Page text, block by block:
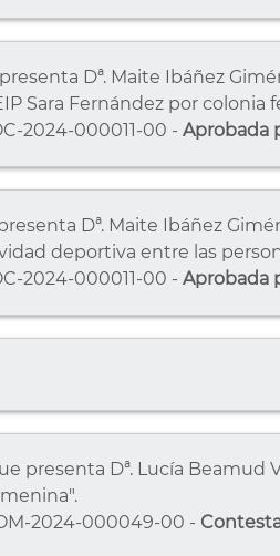
Dª. Maite Ibáñez
Sara Fernández por colonia
2024-000011-00 - Aprobada
Dª. Maite Ibáñez
deportiva entre las
2024-000011-00 - Aprobada
presenta Dª. Lucía Beamud
2024-000049-00 -